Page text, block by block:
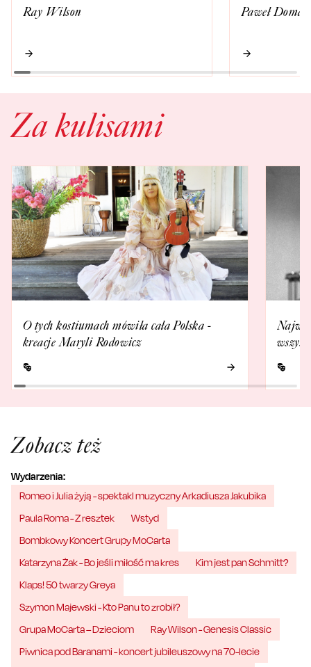
Ray Wilson Paweł
Za kulisami
O tych kostiumach mówiła cała Polska -
kreacje Maryli Rodowicz
Zobacz też
Wydarzenia:
Romeo i Julia żyją - spektakl muzyczny Arkadiusza Jakubika
Paula Roma - Z resztek
Wstyd
Bombkowy Koncert Grupy MoCarta
Katarzyna Żak - Bo jeśli miłość ma kres
Kim jest pan Schmitt?
Klaps! 50 twarzy Greya
Szymon Majewski - Kto Panu to zrobił?
Grupa MoCarta – Dzieciom
Ray Wilson - Genesis Classic
Piwnica pod Baranami - koncert jubileuszowy na 70-lecie